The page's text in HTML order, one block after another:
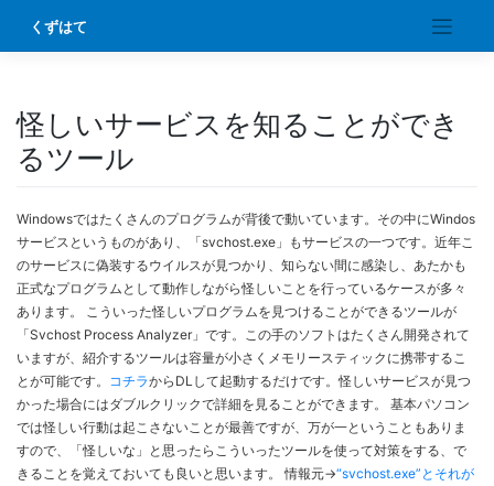
content
くずはて
怪しいサービスを知ることができ
るツール
Windowsではたくさんのプログラムが背後で動いています。その中にWindos
サービスというものがあり、「svchost.exe」もサービスの一つです。近年こ
のサービスに偽装するウイルスが見つかり、知らない間に感染し、あたかも
正式なプログラムとして動作しながら怪しいことを行っているケースが多々
あります。 こういった怪しいプログラムを見つけることができるツールが
「Svchost Process Analyzer」です。この手のソフトはたくさん開発されて
いますが、紹介するツールは容量が小さくメモリースティックに携帯するこ
とが可能です。
コチラからDLして起動するだけです。怪しいサービスが見つ
かった場合にはダブルクリックで詳細を見ることができます。 基本パソコン
では怪しい行動は起こさないことが最善ですが、万が一ということもありま
すので、「怪しいな」と思ったらこういったツールを使って対策をする、で
きることを覚えておいても良いと思います。 情報元→“svchost.exe”とそれが